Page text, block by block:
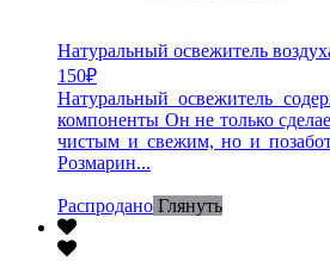
Натуральный освежитель
150₽
Натуральный освежитель
компоненты Он не только
чистым и свежим, но и
Розмарин...
Распродано Глянуть